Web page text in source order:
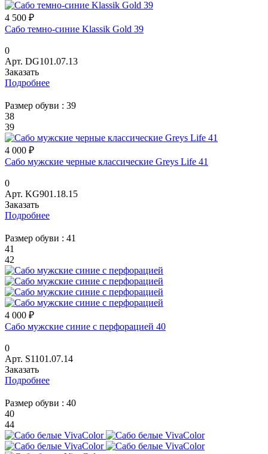
4 500 ₽
Сабо темно-синие Klassik Gold 39
0
Арт. DG101.07.13
Заказать
Подробнее
Размер обуви : 39
38
39
4 000 ₽
Сабо мужские черные классические Greys Life 41
0
Арт. KG901.18.15
Заказать
Подробнее
Размер обуви : 41
41
42
4 000 ₽
Сабо мужские синие с перфорацией 40
0
Арт. S1101.07.14
Заказать
Подробнее
Размер обуви : 40
40
44